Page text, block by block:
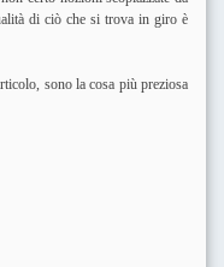
di ciò che si trova in giro è
sono la cosa più preziosa